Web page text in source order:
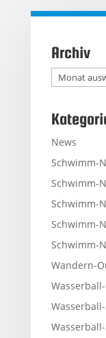
Archiv
Archiv
News
Schwimm-
Schwimm-
Schwimm-
Schwimm-
Schwimm-
Wandern-